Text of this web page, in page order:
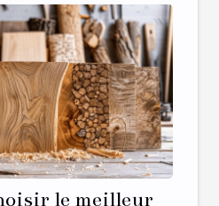
le meilleur